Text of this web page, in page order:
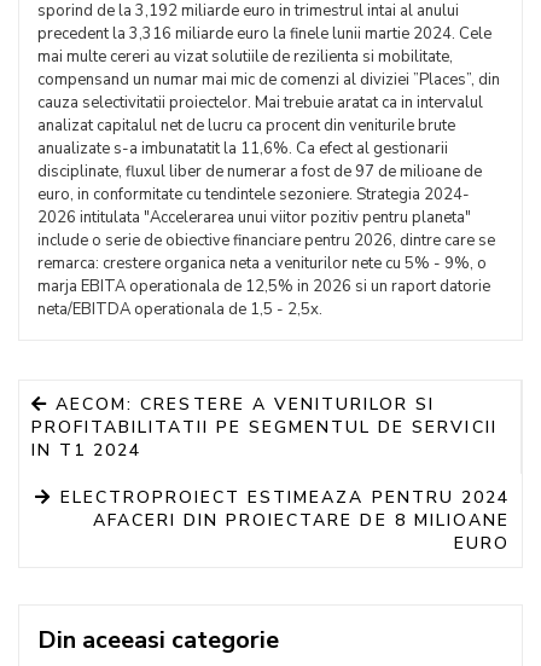
sporind de la 3,192 miliarde euro in trimestrul intai al anului
precedent la 3,316 miliarde euro la finele lunii martie 2024. Cele
mai multe cereri au vizat solutiile de rezilienta si mobilitate,
compensand un numar mai mic de comenzi al diviziei ”Places”, din
cauza selectivitatii proiectelor. Mai trebuie aratat ca in intervalul
analizat capitalul net de lucru ca procent din veniturile brute
anualizate s-a imbunatatit la 11,6%. Ca efect al gestionarii
disciplinate, fluxul liber de numerar a fost de 97 de milioane de
euro, in conformitate cu tendintele sezoniere. Strategia 2024-
2026 intitulata "Accelerarea unui viitor pozitiv pentru planeta"
include o serie de obiective financiare pentru 2026, dintre care se
remarca: crestere organica neta a veniturilor nete cu 5% - 9%, o
marja EBITA operationala de 12,5% in 2026 si un raport datorie
neta/EBITDA operationala de 1,5 - 2,5x.
AECOM: CRESTERE A VENITURILOR SI
PROFITABILITATII PE SEGMENTUL DE SERVICII
IN T1 2024
ELECTROPROIECT ESTIMEAZA PENTRU 2024
AFACERI DIN PROIECTARE DE 8 MILIOANE
EURO
Din aceeasi categorie